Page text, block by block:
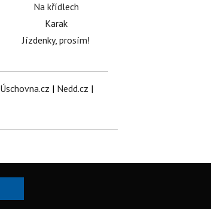
Na křídlech
Karak
Jízdenky, prosím!
Úschovna.cz | Nedd.cz |